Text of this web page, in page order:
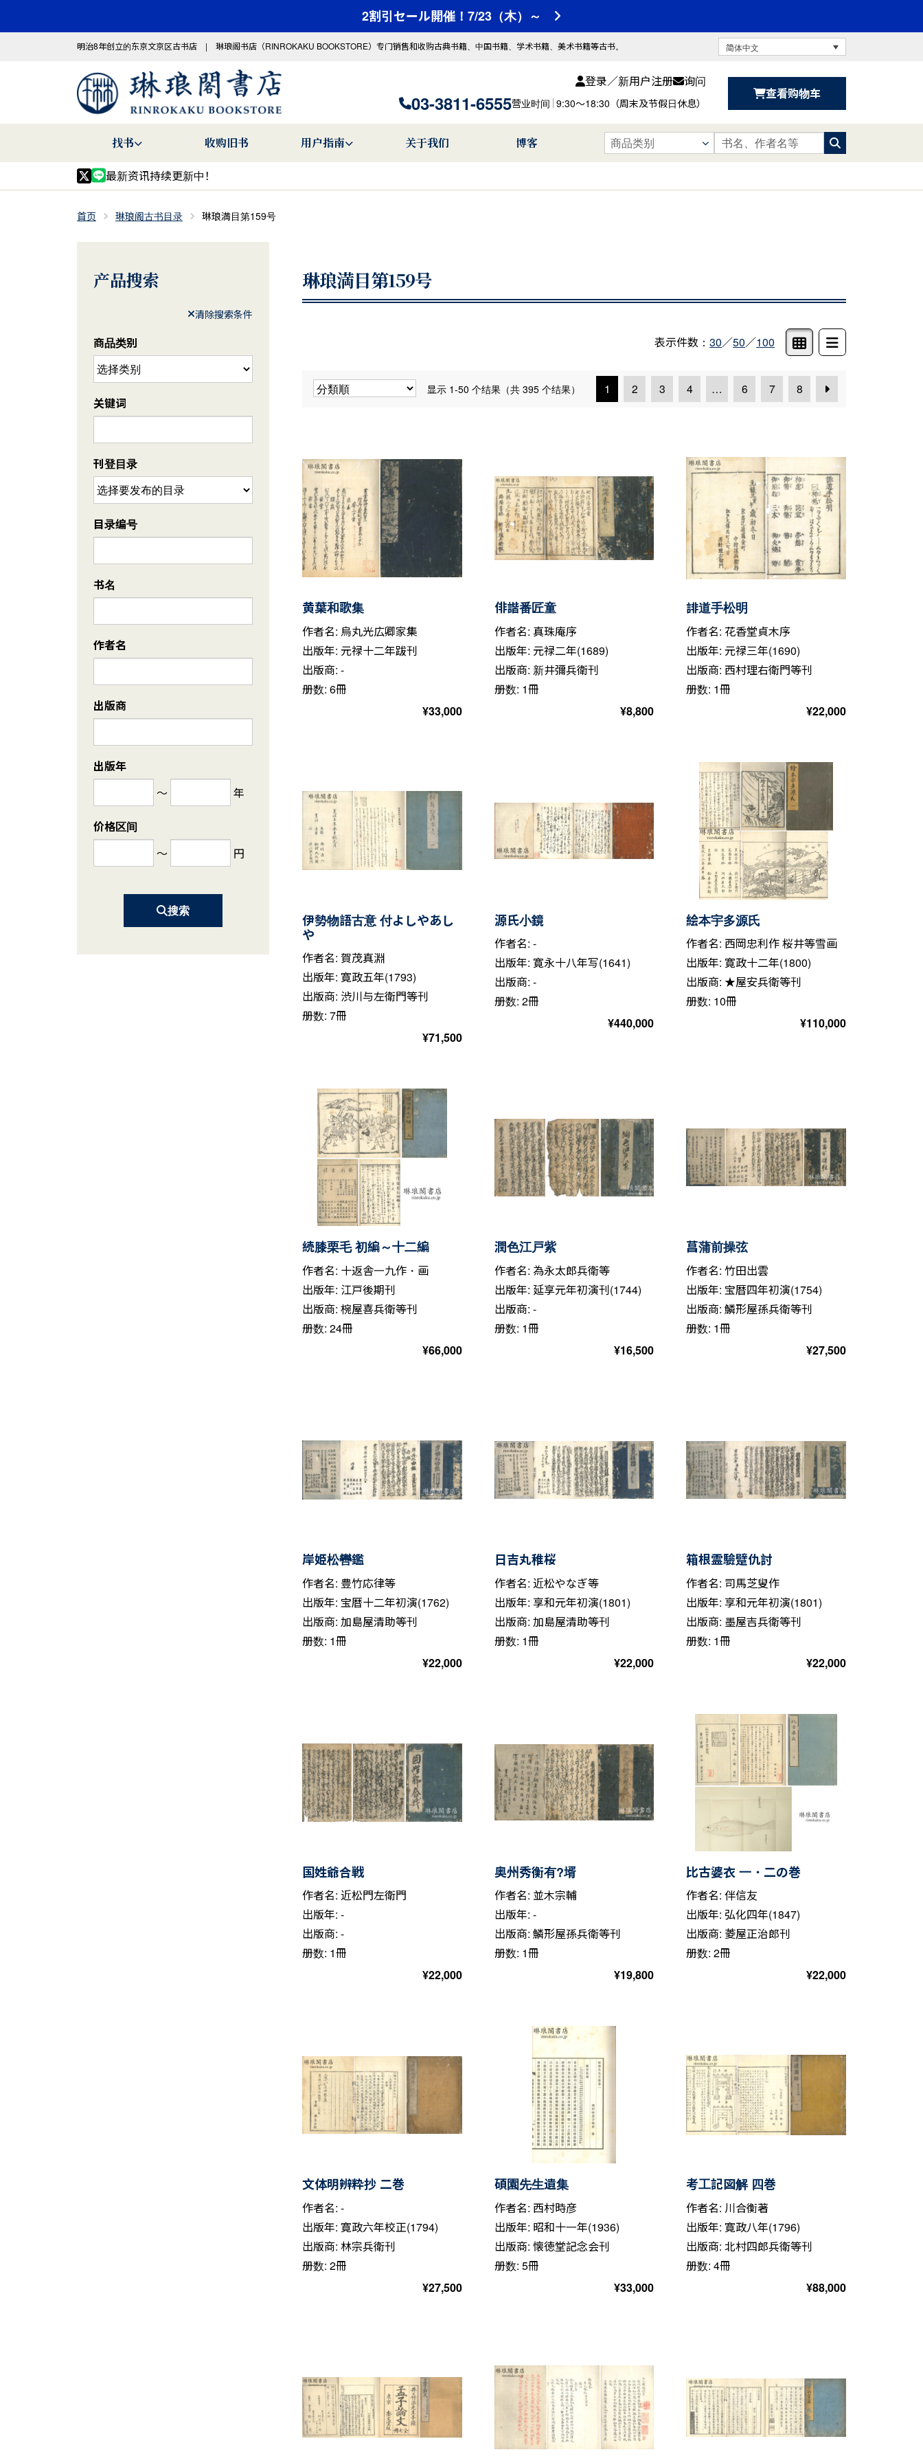
2割引セール開催！7/23（木）～
明治8年创立的东京文京区古书店 | 琳琅阁书店（RINROKAKU BOOKSTORE）专门销售和收购古典书籍、中国书籍、学术书籍、美术书籍等古书。 简体中文
登录／新用户注册 询问
03-3811-6555营业时间 9:30〜18:30（周末及节假日休息）
查看购物车
找书 收购旧书 用户指南 关于我们 博客
最新资讯持续更新中！
首页 琳琅阁古书目录 琳琅満目第159号
琳琅満目第159号
表示件数： 30／50／100
显示 1-50 个结果（共 395 个结果） 1 2 3 4 … 6 7 8
黄葉和歌集
作者名: 烏丸光広卿家集
出版年: 元禄十二年跋刊
出版商: -
册数: 6冊
¥33,000
俳諧番匠童
作者名: 真珠庵序
出版年: 元禄二年(1689)
出版商: 新井彌兵衛刊
册数: 1冊
¥8,800
誹道手松明
作者名: 花香堂貞木序
出版年: 元禄三年(1690)
出版商: 西村理右衛門等刊
册数: 1冊
¥22,000
伊勢物語古意 付よしやあし
や
作者名: 賀茂真淵
出版年: 寛政五年(1793)
出版商: 渋川与左衛門等刊
册数: 7冊
¥71,500
源氏小鏡
作者名: -
出版年: 寛永十八年写(1641)
出版商: -
册数: 2冊
¥440,000
絵本宇多源氏
作者名: 西岡忠利作 桜井等雪画
出版年: 寛政十二年(1800)
出版商: ★屋安兵衛等刊
册数: 10冊
¥110,000
続膝栗毛 初編～十二編
作者名: 十返舎一九作・画
出版年: 江戸後期刊
出版商: 椀屋喜兵衛等刊
册数: 24冊
¥66,000
潤色江戸紫
作者名: 為永太郎兵衛等
出版年: 延享元年初演刊(1744)
出版商: -
册数: 1冊
¥16,500
菖蒲前操弦
作者名: 竹田出雲
出版年: 宝暦四年初演(1754)
出版商: 鱗形屋孫兵衛等刊
册数: 1冊
¥27,500
岸姫松轡鑑
作者名: 豊竹応律等
出版年: 宝暦十二年初演(1762)
出版商: 加島屋清助等刊
册数: 1冊
¥22,000
日吉丸稚桜
作者名: 近松やなぎ等
出版年: 享和元年初演(1801)
出版商: 加島屋清助等刊
册数: 1冊
¥22,000
箱根霊驗躄仇討
作者名: 司馬芝叟作
出版年: 享和元年初演(1801)
出版商: 墨屋吉兵衛等刊
册数: 1冊
¥22,000
国姓爺合戦
作者名: 近松門左衛門
出版年: -
出版商: -
册数: 1冊
¥22,000
奥州秀衡有?壻
作者名: 並木宗輔
出版年: -
出版商: 鱗形屋孫兵衛等刊
册数: 1冊
¥19,800
比古婆衣 一・二の巻
作者名: 伴信友
出版年: 弘化四年(1847)
出版商: 菱屋正治郎刊
册数: 2冊
¥22,000
文体明辨粋抄 二巻
作者名: -
出版年: 寛政六年校正(1794)
出版商: 林宗兵衛刊
册数: 2冊
¥27,500
碩園先生遺集
作者名: 西村時彦
出版年: 昭和十一年(1936)
出版商: 懐徳堂記念会刊
册数: 5冊
¥33,000
考工記図解 四巻
作者名: 川合衡著
出版年: 寛政八年(1796)
出版商: 北村四郎兵衛等刊
册数: 4冊
¥88,000
产品搜索
清除搜索条件
商品类别
关键词
刊登目录
目录编号
书名
作者名
出版商
出版年
～
年
价格区间
～
円
搜索